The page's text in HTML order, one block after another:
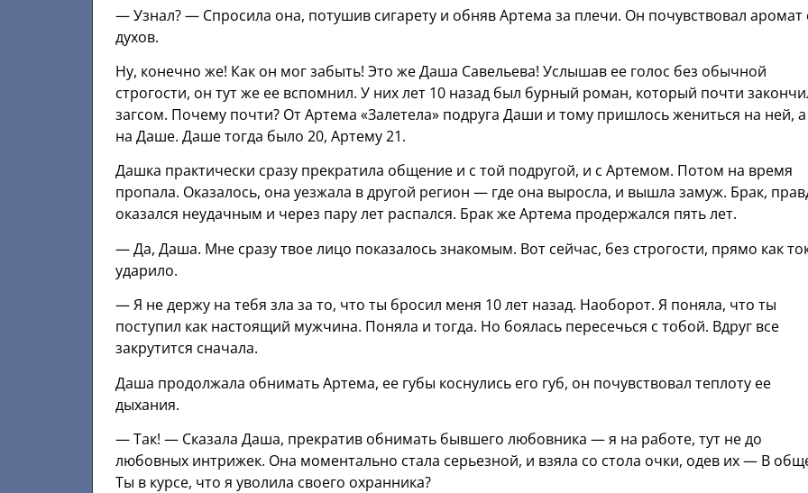
— Узнал? — Спросила она, потушив сигарету и обняв Артема за плечи. Он почувствовал аромат
духов.
Ну, конечно же! Как он мог забыть! Это же Даша Савельева! Услышав ее голос без обычной
строгости, он тут же ее вспомнил. У них лет 10 назад был бурный роман, который почти
загсом. Почему почти? От Артема «Залетела» подруга Даши и тому пришлось жениться на ней,
на Даше. Даше тогда было 20, Артему 21.
Дашка практически сразу прекратила общение и с той подругой, и с Артемом. Потом на время
пропала. Оказалось, она уезжала в другой регион — где она выросла, и вышла замуж. Брак,
оказался неудачным и через пару лет распался. Брак же Артема продержался пять лет.
— Да, Даша. Мне сразу твое лицо показалось знакомым. Вот сейчас, без строгости, прямо как
ударило.
— Я не держу на тебя зла за то, что ты бросил меня 10 лет назад. Наоборот. Я поняла, что ты
поступил как настоящий мужчина. Поняла и тогда. Но боялась пересечься с тобой. Вдруг все
закрутится сначала.
Даша продолжала обнимать Артема, ее губы коснулись его губ, он почувствовал теплоту ее
дыхания.
— Так! — Сказала Даша, прекратив обнимать бывшего любовника — я на работе, тут не до
любовных интрижек. Она моментально стала серьезной, и взяла со стола очки, одев их — В
Ты в курсе, что я уволила своего охранника?